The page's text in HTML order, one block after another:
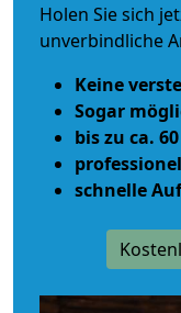
Holen Sie sich
unverbindliche
Keine
Sogar
bis zu ca.
schnelle